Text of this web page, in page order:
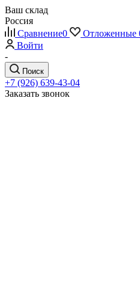
Ваш склад
Россия
Сравнение0 Отложенные
Войти
-
Поиск
+7 (926) 639-43-04
Заказать звонок